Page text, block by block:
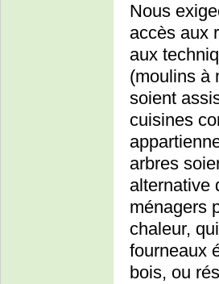
Nous
accès aux
aux
(moulins à
soient
cuisines
arbres
alternative
ménagers
chaleur,
fourneaux
bois, ou